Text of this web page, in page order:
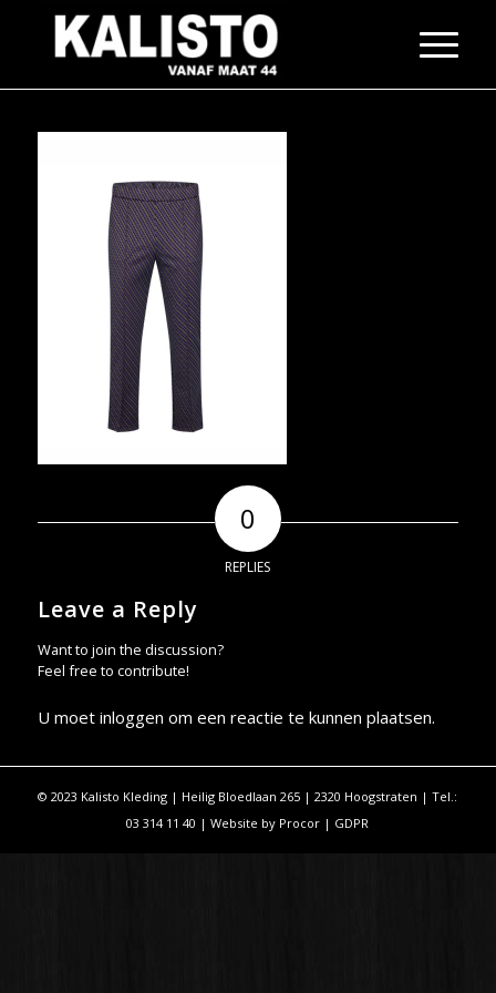
0
REPLIES
Leave a Reply
Want to join the discussion?
Feel free to contribute!
U moet inloggen om een reactie te kunnen plaatsen.
© 2023 Kalisto Kleding | Heilig Bloedlaan 265 | 2320 Hoogstraten | Tel.:
03 314 11 40 | Website by Procor | GDPR